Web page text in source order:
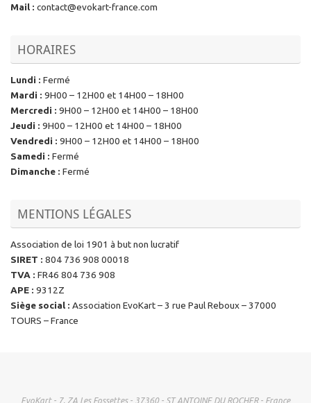
Mail : contact@evokart-france.com
HORAIRES
Lundi : Fermé
Mardi : 9H00 – 12H00 et 14H00 – 18H00
Mercredi : 9H00 – 12H00 et 14H00 – 18H00
Jeudi : 9H00 – 12H00 et 14H00 – 18H00
Vendredi : 9H00 – 12H00 et 14H00 – 18H00
Samedi : Fermé
Dimanche : Fermé
MENTIONS LÉGALES
Association de loi 1901 à but non lucratif
SIRET : 804 736 908 00018
TVA : FR46 804 736 908
APE : 9312Z
Siège social : Association EvoKart – 3 rue Paul Reboux – 37000
TOURS – France
EvoKart - 7, ZA Les Fossettes - 37360 - ST ANTOINE DU ROCHER - France